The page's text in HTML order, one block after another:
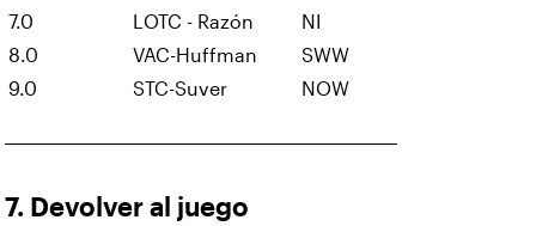
7.0 LOTC - Razón
NI
8.0
VAC-Huffman
SWW
9.0
STC-Suver NOW
7. Devolver al juego